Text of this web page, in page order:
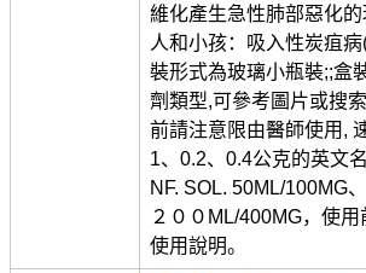
維化產生急性肺部惡化
人和小孩：吸入性炭疽
裝形式為玻璃小瓶裝;;盒
劑類型,可參考圖片或搜
前請注意限由醫師使用,
1、0.2、0.4公克的英文
NF. SOL. 50ML/100MG
２００ML/400MG，使
使用說明。